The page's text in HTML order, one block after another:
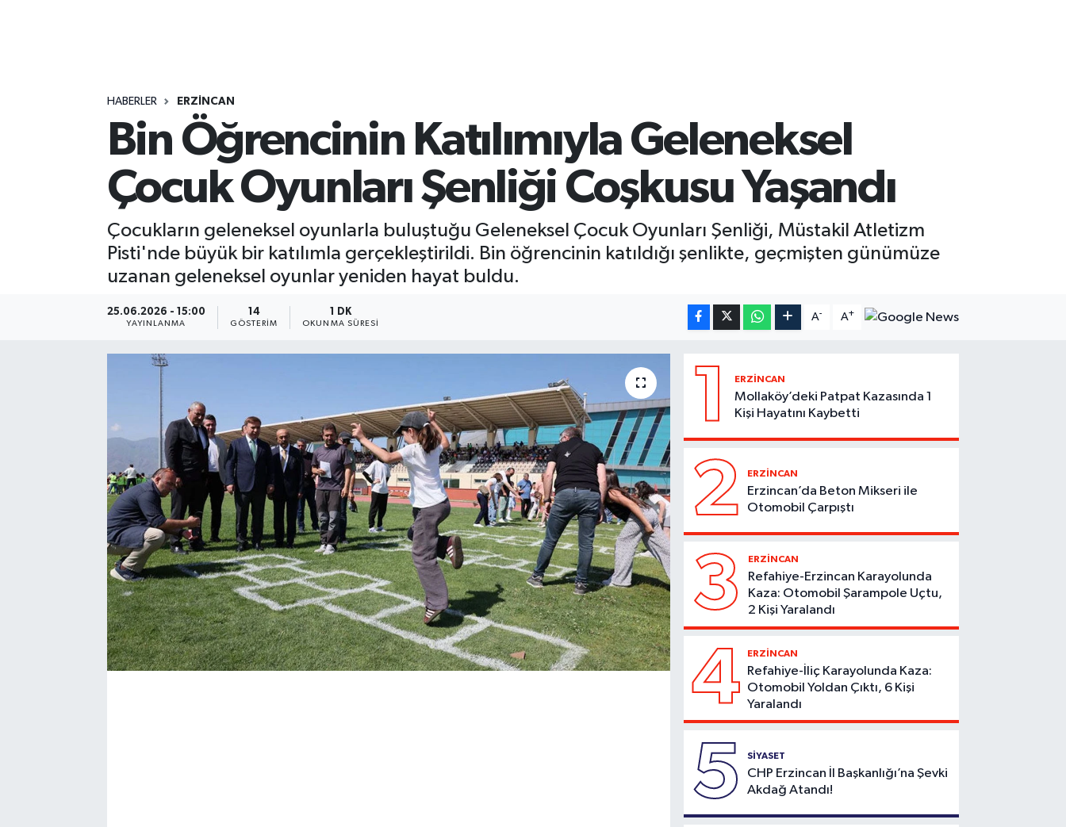
HABERLER ERZİNCAN
Bin Öğrencinin Katılımıyla Geleneksel
Çocuk Oyunları Şenliği Coşkusu Yaşandı
Çocukların geleneksel oyunlarla buluştuğu Geleneksel Çocuk Oyunları Şenliği, Müstakil Atletizm
Pisti'nde büyük bir katılımla gerçekleştirildi. Bin öğrencinin katıldığı şenlikte, geçmişten günümüze
uzanan geleneksel oyunlar yeniden hayat buldu.
25.06.2026 - 15:00
YAYINLANMA
14
GÖSTERIM
1 DK
OKUNMA SÜRESI
A- A+
1 ERZİNCAN
Mollaköy’deki Patpat Kazasında 1
Kişi Hayatını Kaybetti
2 ERZİNCAN
Erzincan’da Beton Mikseri ile
Otomobil Çarpıştı
3 ERZİNCAN
Refahiye-Erzincan Karayolunda
Kaza: Otomobil Şarampole Uçtu,
2 Kişi Yaralandı
4 ERZİNCAN
Refahiye-İliç Karayolunda Kaza:
Otomobil Yoldan Çıktı, 6 Kişi
Yaralandı
5 SİYASET
CHP Erzincan İl Başkanlığı’na Şevki
Akdağ Atandı!